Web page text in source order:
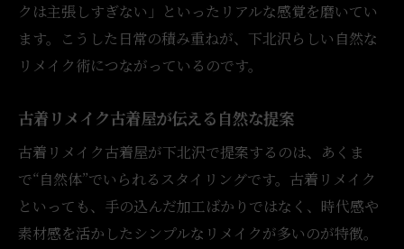
クは主張しすぎない」といったリアルな感覚を磨いてい
ます。こうした日常の積み重ねが、下北沢らしい自然な
リメイク術につながっているのです。
古着リメイク古着屋が伝える自然な提案
古着リメイク古着屋が下北沢で提案するのは、あくま
で“自然体”でいられるスタイリングです。古着リメイク
といっても、手の込んだ加工ばかりではなく、時代感や
素材感を活かしたシンプルなリメイクが多いのが特徴。